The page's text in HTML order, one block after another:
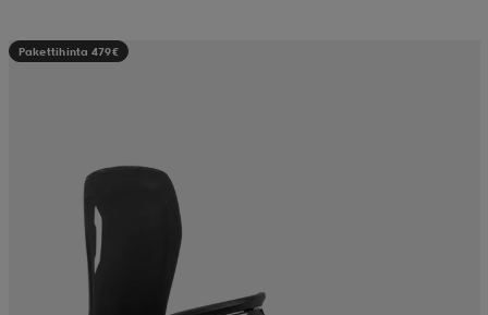
Pakettihinta 479€